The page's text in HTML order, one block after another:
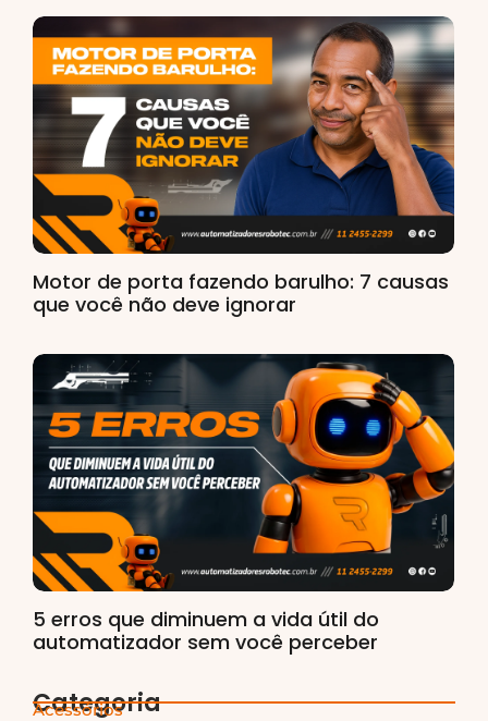
Motor de porta fazendo barulho: 7 causas
que você não deve ignorar
5 erros que diminuem a vida útil do
automatizador sem você perceber
Categoria
Acessórios